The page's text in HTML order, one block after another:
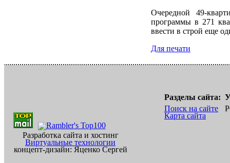
Очередной 49-
программы в 271
ввести в строй еще
Для печати
Разработка сайта и хостинг
Виртуальные технологии
концепт-дизайн: Яценко Сергей
Разделы сайта:
Поиск на сайте
Карта сайта